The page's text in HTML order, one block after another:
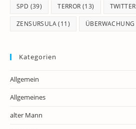
SPD (39) TERROR (13) TWITTER
ZENSURSULA(11) ÜBERWACHUNG
Kategorien
Allgemein
Allgemeines
alter Mann